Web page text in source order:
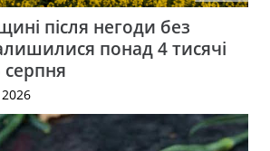
після негоди без
понад 4 тисячі
серпня